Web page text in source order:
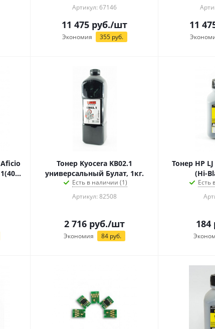
Артикул: 67146
11 475 руб./шт
Экономия 355руб.
11
Тонер Kyocera KB02.1
универсальный Булат, 1кг.
Есть в наличии (1)
Артикул: 82508
2 716 руб./шт
Экономия 84 руб.
Тонер HP
(Hi-
Есть
184